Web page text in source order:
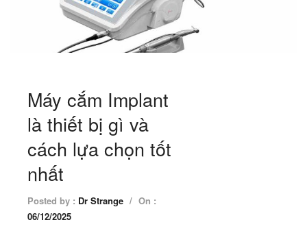
Máy cắm Implant
là thiết bị gì và
cách lựa chọn tốt
nhất
Posted by : Dr Strange / On :
06/12/2025